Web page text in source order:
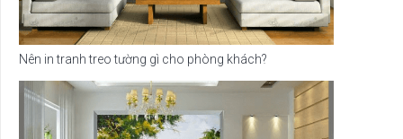
Nên in tranh treo tường gì cho phòng khách?